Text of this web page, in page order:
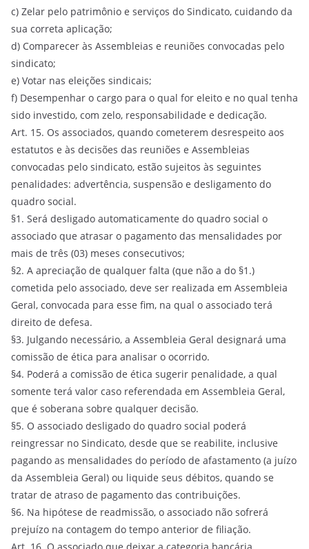
c) Zelar pelo patrimônio e serviços do Sindicato, cuidando da
sua correta aplicação;
d) Comparecer às Assembleias e reuniões convocadas pelo
sindicato;
e) Votar nas eleições sindicais;
f) Desempenhar o cargo para o qual for eleito e no qual tenha
sido investido, com zelo, responsabilidade e dedicação.
Art. 15. Os associados, quando cometerem desrespeito aos
estatutos e às decisões das reuniões e Assembleias
convocadas pelo sindicato, estão sujeitos às seguintes
penalidades: advertência, suspensão e desligamento do
quadro social.
§1. Será desligado automaticamente do quadro social o
associado que atrasar o pagamento das mensalidades por
mais de três (03) meses consecutivos;
§2. A apreciação de qualquer falta (que não a do §1.)
cometida pelo associado, deve ser realizada em Assembleia
Geral, convocada para esse fim, na qual o associado terá
direito de defesa.
§3. Julgando necessário, a Assembleia Geral designará uma
comissão de ética para analisar o ocorrido.
§4. Poderá a comissão de ética sugerir penalidade, a qual
somente terá valor caso referendada em Assembleia Geral,
que é soberana sobre qualquer decisão.
§5. O associado desligado do quadro social poderá
reingressar no Sindicato, desde que se reabilite, inclusive
pagando as mensalidades do período de afastamento (a juízo
da Assembleia Geral) ou liquide seus débitos, quando se
tratar de atraso de pagamento das contribuições.
§6. Na hipótese de readmissão, o associado não sofrerá
prejuízo na contagem do tempo anterior de filiação.